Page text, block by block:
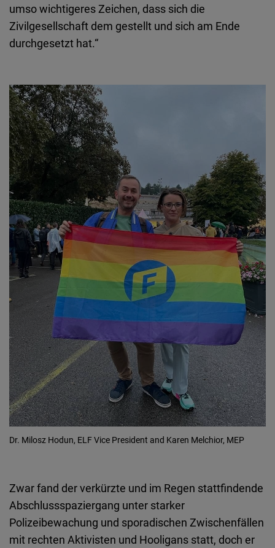
umso wichtigeres Zeichen, dass sich die
Zivilgesellschaft dem gestellt und sich am Ende
durchgesetzt hat.“
Dr. Milosz Hodun, ELF Vice President and Karen Melchior, MEP
Zwar fand der verkürzte und im Regen stattfindende
Abschlussspaziergang unter starker
Polizeibewachung und sporadischen Zwischenfällen
mit rechten Aktivisten und Hooligans statt, doch er